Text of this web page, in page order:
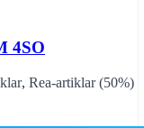
4SO
, Rea-artiklar (50%)